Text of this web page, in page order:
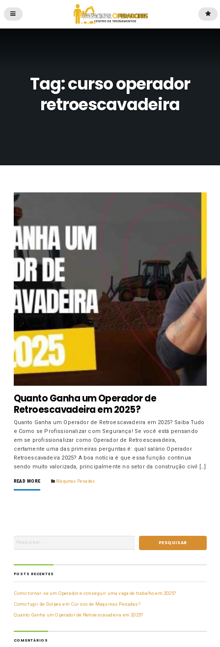
Tag:curso operador
retroescavadeira
Quanto Ganha um Operador de
Retroescavadeira em 2025?
Quanto Ganha um Operador de Retroescavadeira em 2025? Saiba Tudo
e Como se Profissionalizar com Segurança! Se você está pensando
em se profissionalizar como Operador de Retroescavadeira,
certamente uma das primeiras perguntas é: qual salário Operador
Retroescavadeira 2025? A boa notícia é que essa função continua
sendo muito valorizada, principalmente no setor da construção civil […]
READ MORE Maquinas Pesadas
POSTS RECENTES
Como tornar-se um Operador e conseguir uma vaga de trabalho em 2025?
Como fugir de Golpes em Cursos de Maquinas Pesadas?
Quanto Ganha um Operador de Retroescavadeira em 2025?
COMENTÁRIOS